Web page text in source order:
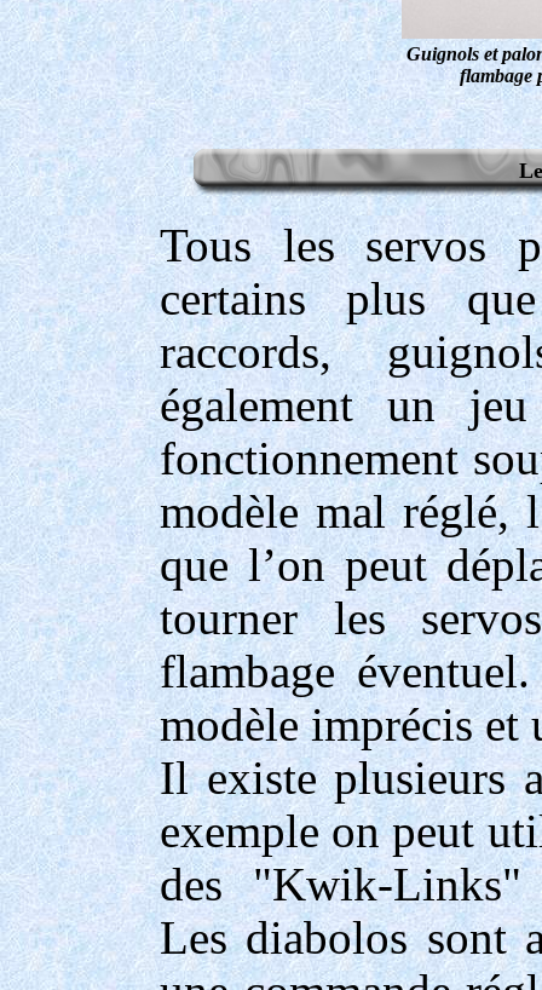
Guignols et
flambage
Tous les servos
certains plus
raccords,
également un
fonctionnement
modèle mal réglé,
que l’on peut
tourner les
flambage
modèle imprécis
Il existe plusieurs
exemple on peut
des "Kwik-Links"
Les diabolos sont